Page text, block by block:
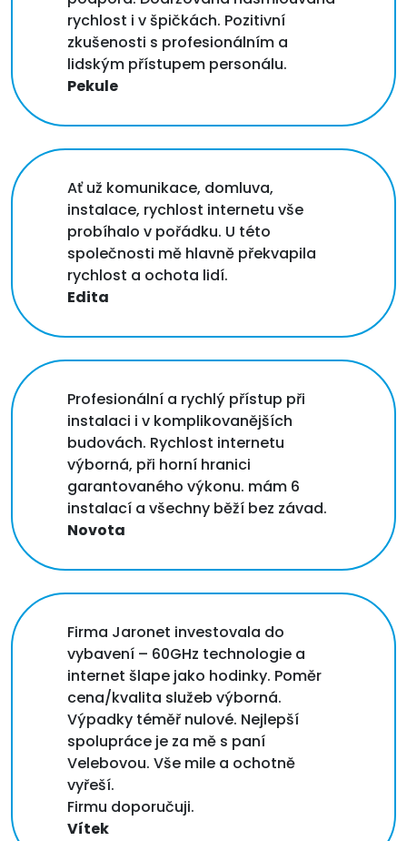
rychlost i v špičkách. Pozitivní
zkušenosti s profesionálním a
lidským přístupem personálu.
Pekule
Ať už komunikace, domluva,
instalace, rychlost internetu vše
probíhalo v pořádku. U této
společnosti mě hlavně překvapila
rychlost a ochota lidí.
Edita
Profesionální a rychlý přístup při
instalaci i v komplikovanějších
budovách. Rychlost internetu
výborná, při horní hranici
garantovaného výkonu. mám 6
instalací a všechny běží bez závad.
Novota
Firma Jaronet investovala do
vybavení – 60GHz technologie a
internet šlape jako hodinky. Poměr
cena/kvalita služeb výborná.
Výpadky téměř nulové. Nejlepší
spolupráce je za mě s paní
Velebovou. Vše mile a ochotně
vyřeší.
Firmu doporučuji.
Vítek